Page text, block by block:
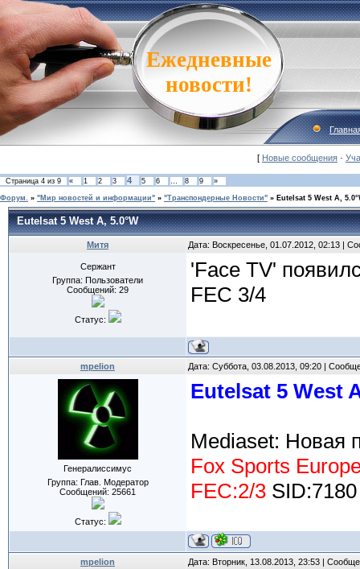
Ежедневные
новости!
[ Новые сообщения ·
Страница 4 из 9 « 1 2 3 4 5 6 … 8 9 »
Форум. » "Мир новостей и информации" » "Транспондерные Новости" » Eutelsat 5 West A,
Eutelsat 5 West A, 5.0°W
Митя Дата: Воскресенье, 01.07.2012, 02:13 |
Сержант
Группа: Пользователи
Сообщений: 29
Статус:
'Face TV'
FEC 3/4
mpelion Дата: Суббота, 03.08.2013, 09:20 |
Генералиссимус
Группа: Глав. Модератор
Сообщений: 25661
Статус:
Eutelsat 5 West
Mediaset: Новая
Fox Sports
FEC:2/3
mpelion Дата: Вторник, 13.08.2013, 23:53 |